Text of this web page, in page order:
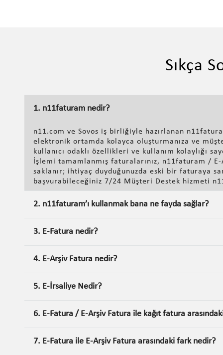
Sıkça
1. n11faturam nedir?
n11.com ve Sovos iş birliğiyle hazırlanan
elektronik ortamda kolayca oluşturmanıza ve
kullanıcı odaklı özellikleri ve kullanım kolaylığı
İşlemi tamamlanmış faturalarınız, n11faturam /
saklanır; ihtiyaç duyduğunuzda eski bir faturaya
başvurabileceğiniz 7/24 Müşteri Destek hizmeti
2. n11faturam’ı kullanmak bana ne fayda sağlar?
3. E-Fatura nedir?
4. E-Arşiv Fatura nedir?
5. E-İrsaliye Nedir?
6. E-Fatura / E-Arşiv Fatura ile kağıt fatura
7. E-Fatura ile E-Arşiv Fatura arasındaki fark nedir?